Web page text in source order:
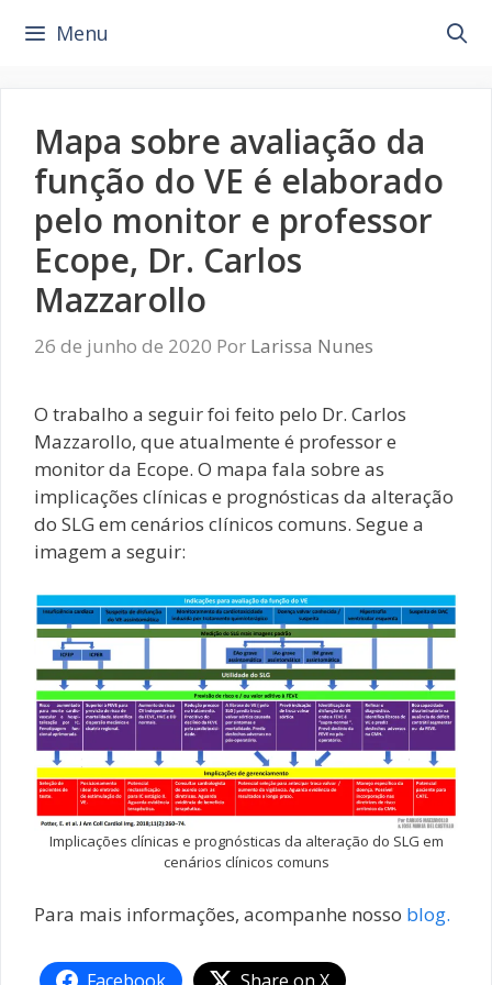
para
Menu
Mapa sobre avaliação da
função do VE é elaborado
pelo monitor e professor
Ecope, Dr. Carlos
Mazzarollo
26 de junho de 2020 Por Larissa Nunes
O trabalho a seguir foi feito pelo Dr. Carlos
Mazzarollo, que atualmente é professor e
monitor da Ecope. O mapa fala sobre as
implicações clínicas e prognósticas da alteração
do SLG em cenários clínicos comuns. Segue a
imagem a seguir:
Implicações clínicas e prognósticas da alteração do SLG em
cenários clínicos comuns
Para mais informações, acompanhe nosso blog.